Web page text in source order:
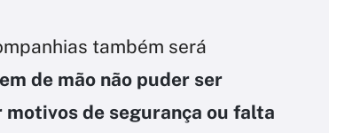
também será
de mão não puder ser
motivos de segurança ou falta